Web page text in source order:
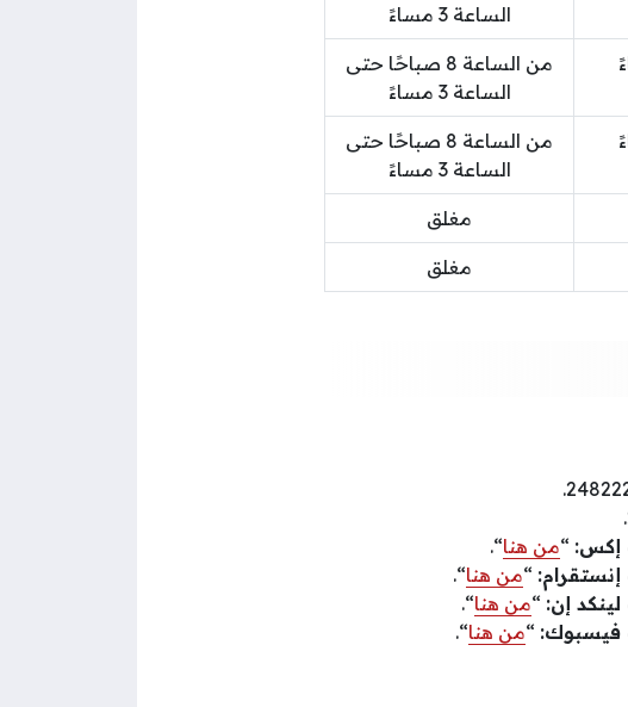
الساعة 3 مساءً
من الساعة 8 صباحًا حتى
الساعة 3 مساءً
من الساعة 8 صباحًا حتى
الساعة 3 مساءً
مغلق
مغلق
إكس: “من هنا“.
“من هنا“.
إن: “من هنا“.
فيسبوك: “من هنا“.